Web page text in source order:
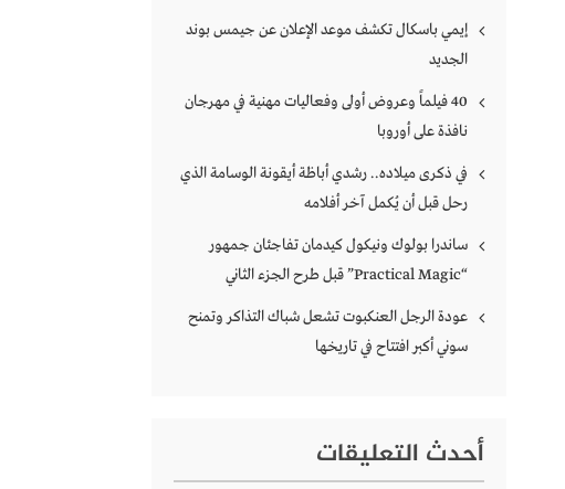
إيمي باسكال تكشف موعد الإعلان عن جيمس بوند
الجديد
40 فيلماً وعروض أولى وفعاليات مهنية في مهرجان
نافذة على أوروبا
في ذكرى ميلاده.. رشدي أباظة أيقونة الوسامة الذي
رحل قبل أن يُكمل آخر أفلامه
ساندرا بولوك ونيكول كيدمان تفاجئان جمهور
“Practical Magic” قبل طرح الجزء الثاني
عودة الرجل العنكبوت تشعل شباك التذاكر وتمنح
سوني أكبر افتتاح في تاريخها
أحدث التعليقات